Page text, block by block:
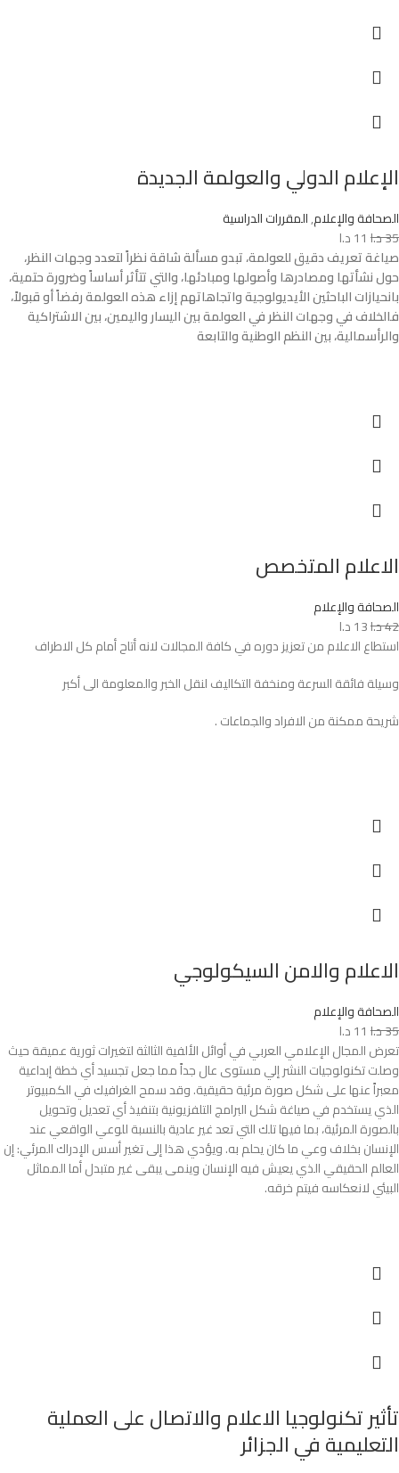
الإعلام الدولي والعولمة الجديدة
الصحافة والإعلام,المقررات الدراسية
35د.ا 11د.ا
صياغة تعريف دقيق للعولمة، تبدو مسألة شاقة نظراً لتعدد وجهات النظر،
حول نشأتها ومصادرها وأصولها ومبادئها، والتي تتأثر أساساً وضرورة حتمية،
بانحيازات الباحثين الأيديولوجية واتجاهاتهم إزاء هذه العولمة رفضاً أو قبولاً،
فالخلاف في وجهات النظر في العولمة بين اليسار واليمين، بين الاشتراكية
والرأسمالية، بين النظم الوطنية والتابعة
الاعلام المتخصص
الصحافة والإعلام
42د.ا13د.ا
استطاع الاعلام من تعزيز دوره في كافة المجالات لانه أتاح أمام كل الاطراف
وسيلة فائقة السرعة ومنخفة التكاليف لنقل الخبر والمعلومة الى أكبر
شريحة ممكنة من الافراد والجماعات .
الاعلام والامن السيكولوجي
الصحافة والإعلام
35د.ا 11د.ا
تعرض المجال الإعلامي العربي في أوائل الألفية الثالثة لتغيرات ثورية عميقة حيث
وصلت تكنولوجيات النشر إلي مستوى عال جداً مما جعل تجسيد أي خطة إبداعية
معبراً عنها على شكل صورة مرئية حقيقية. وقد سمح الغرافيك في الكمبيوتر
الذي يستخدم في صياغة شكل البرامج التلفزيونية بتنفيذ أي تعديل وتحويل
بالصورة المرئية، بما فيها تلك التي تعد غير عادية بالنسبة للوعي الواقعي عند
الإنسان بخلاف وعي ما كان يحلم به. ويؤدي هذا إلى تغير أسس الإدراك المرئي: إن
العالم الحقيقي الذي يعيش فيه الإنسان وينمى يبقى غير متبدل أما المماثل
البيئي لانعكاسه فيتم خرقه.
تأثير تكنولوجيا الاعلام والاتصال على العملية
التعليمية في الجزائر